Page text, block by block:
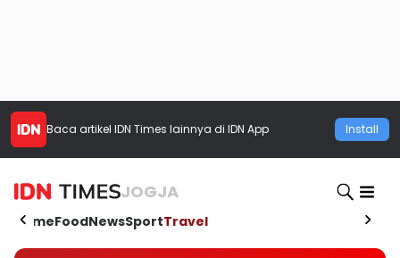
Baca artikel IDN Times lainnya di IDN App Install
JOGJA
HomeFoodNewsSportTravel